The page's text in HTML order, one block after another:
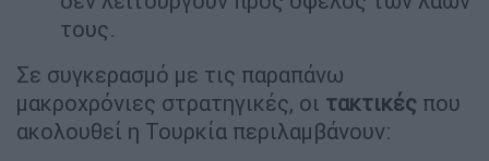
τους.
Σε συγκερασμό με τις παραπάνω
μακροχρόνιες στρατηγικές, οι τακτικές που
ακολουθεί η Τουρκία περιλαμβάνουν: